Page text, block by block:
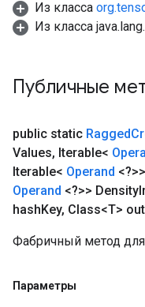
Из класса
Из класса
Публичные
public static Ragged
Values, Iterable<
Iterable< Operand
Operand <?>> Density
hashKey, Class<T> out
Фабричный метод
Параметры